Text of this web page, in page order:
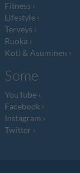
Fitness
Lifestyle
Terveys
Ruoka
Koti & Asuminen
Some
YouTube
Facebook
Instagram
Twitter